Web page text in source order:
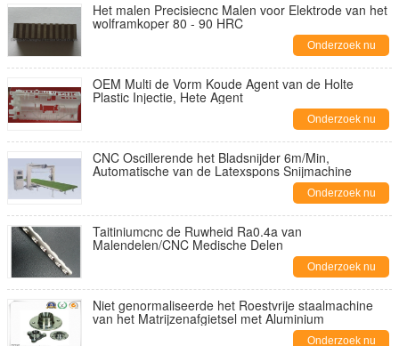
Het malen Precisiecnc Malen voor Elektrode van het
wolframkoper 80 - 90 HRC
Onderzoek nu
OEM Multi de Vorm Koude Agent van de Holte
Plastic Injectie, Hete Agent
Onderzoek nu
CNC Oscillerende het Bladsnijder 6m/Min,
Automatische van de Latexspons Snijmachine
Onderzoek nu
Taitiniumcnc de Ruwheid Ra0.4a van
Malendelen/CNC Medische Delen
Onderzoek nu
Niet genormaliseerde het Roestvrije staalmachine
van het Matrijzenafgietsel met Aluminium
Onderzoek nu